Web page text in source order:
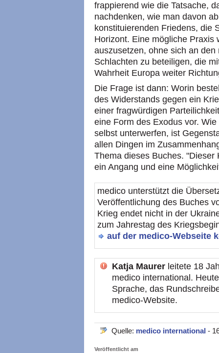
frappierend wie die Tatsache,
nachdenken, wie man davon
konstituierenden Friedens, die
Horizont. Eine mögliche Praxis
auszusetzen, ohne sich an
Schlachten zu beteiligen, die
Wahrheit Europa weiter
Die Frage ist dann: Worin
des Widerstands gegen ein
einer fragwürdigen
eine Form des Exodus vor.
selbst unterwerfen, ist
allen Dingen im
Thema dieses Buches.
ein Angang und eine
medico unterstützt die
Veröffentlichung des Buches
Krieg endet nicht in der
zum Jahrestag des
auf der medico-Webseite
Katja Maurer leitete 18
medico international.
Sprache, das
medico-Website.
Quelle: medico international -
Veröffentlicht am